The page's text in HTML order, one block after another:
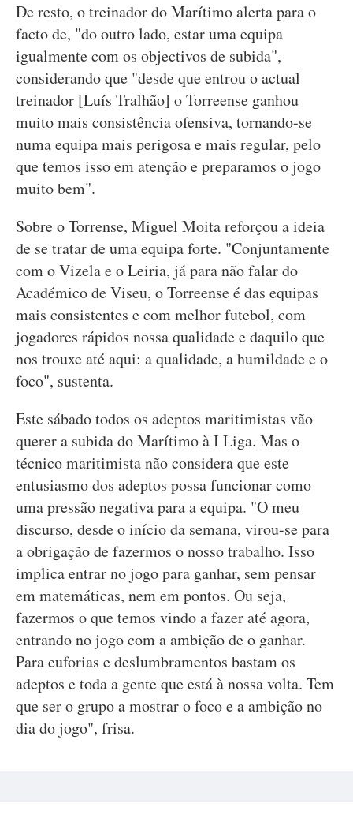
De resto, o treinador do Marítimo alerta para o
facto de, "do outro lado, estar uma equipa
igualmente com os objectivos de subida",
considerando que "desde que entrou o actual
treinador [Luís Tralhão] o Torreense ganhou
muito mais consistência ofensiva, tornando-se
numa equipa mais perigosa e mais regular, pelo
que temos isso em atenção e preparamos o jogo
muito bem".
Sobre o Torrense, Miguel Moita reforçou a ideia
de se tratar de uma equipa forte. "Conjuntamente
com o Vizela e o Leiria, já para não falar do
Académico de Viseu, o Torreense é das equipas
mais consistentes e com melhor futebol, com
jogadores rápidos nossa qualidade e daquilo que
nos trouxe até aqui: a qualidade, a humildade e o
foco", sustenta.
Este sábado todos os adeptos maritimistas vão
querer a subida do Marítimo à I Liga. Mas o
técnico maritimista não considera que este
entusiasmo dos adeptos possa funcionar como
uma pressão negativa para a equipa. "O meu
discurso, desde o início da semana, virou-se para
a obrigação de fazermos o nosso trabalho. Isso
implica entrar no jogo para ganhar, sem pensar
em matemáticas, nem em pontos. Ou seja,
fazermos o que temos vindo a fazer até agora,
entrando no jogo com a ambição de o ganhar.
Para euforias e deslumbramentos bastam os
adeptos e toda a gente que está à nossa volta. Tem
que ser o grupo a mostrar o foco e a ambição no
dia do jogo", frisa.